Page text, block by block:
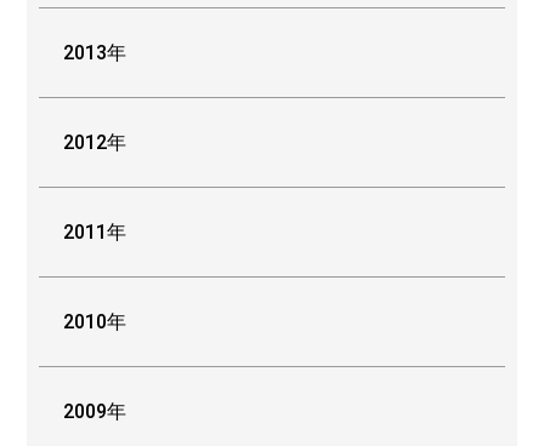
2013年
2012年
2011年
2010年
2009年